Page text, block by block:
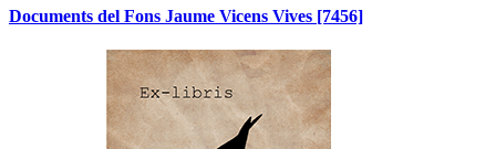
Documents del Fons Jaume Vicens Vives [7456]